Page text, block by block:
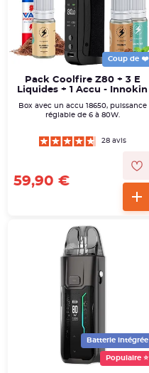
Coup de ❤️
Pack Coolfire Z80 + 3 E
Liquides + 1 Accu - Innokin
Box avec un accu 18650, puissance
réglable de 6 à 80W.
28 avis
59,90 €
Batterie intégrée
Populaire ⭐